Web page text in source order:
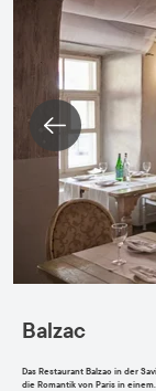
Balzac
Das Restaurant Balzac in der
die Romantik von Paris in